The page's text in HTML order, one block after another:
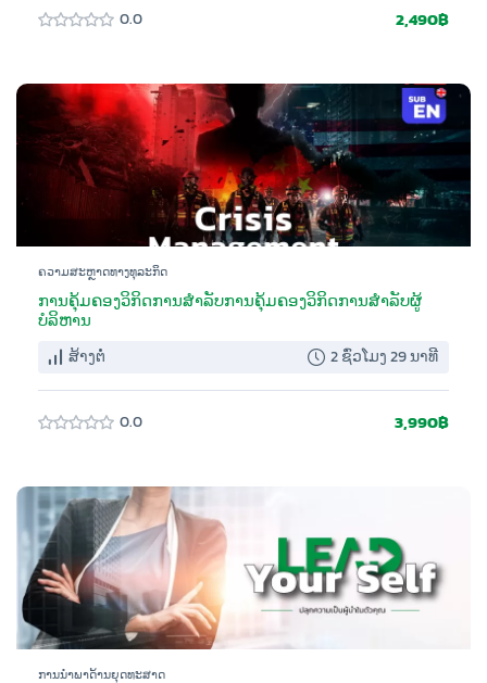
0.0 2,490฿
ຄວາມສະຫຼາດທາງທຸລະກິດ
ການຄຸ້ມຄອງວິກິດການສໍາລັບການຄຸ້ມຄອງວິກິດການສໍາລັບຜູ້
ບໍລິຫານ
ສ້າງຕໍ່ 2 ຊົ່ວໂມງ 29 ນາທີ
0.0 3,990฿
ການນຳພາດ້ານຍຸດທະສາດ